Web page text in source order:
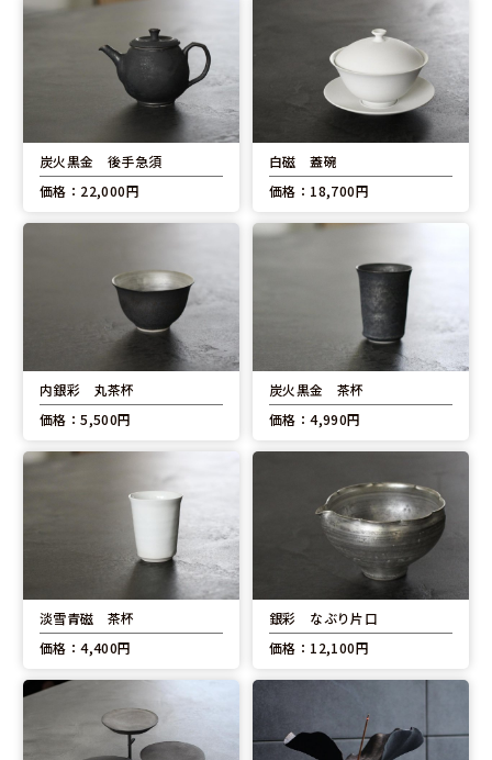
炭火黒金 後手急須
価格：22,000円
白磁 蓋碗
価格：18,700円
内銀彩 丸茶杯
価格：5,500円
炭火黒金 茶杯
価格：4,990円
淡雪青磁 茶杯
価格：4,400円
銀彩 なぶり片口
価格：12,100円